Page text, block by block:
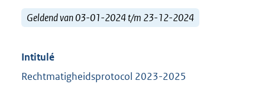
Geldend van 03-01-2024 t/m 23-12-2024
Intitulé
Rechtmatigheidsprotocol 2023-2025